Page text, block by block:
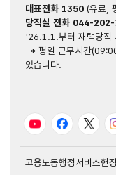
대표전화 1350(유료,
당직실 전화 044-
'26.1.1.부터 재택당직
* 평일 근무시간
있습니다.
유튜브 페이스북트위터 인
고용노동행정서비스헌